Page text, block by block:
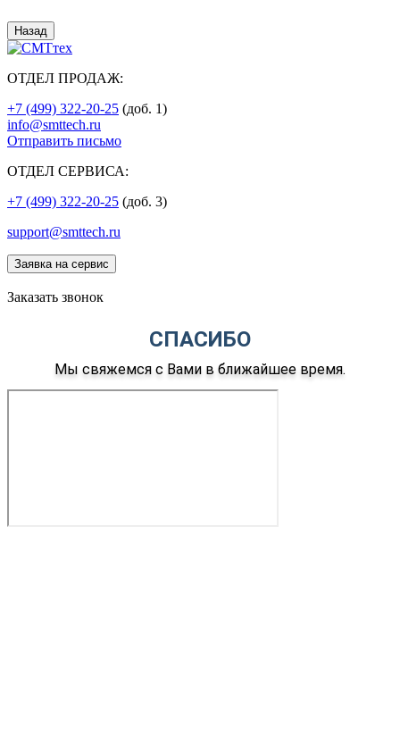
Назад
ОТДЕЛ ПРОДАЖ:
+7 (499) 322-20-25 (доб. 1)
info@smttech.ru
Отправить письмо
ОТДЕЛ СЕРВИСА:
+7 (499) 322-20-25 (доб. 3)
support@smttech.ru
Заявка на сервис
Заказать звонок
СПАСИБО
Мы свяжемся с Вами в ближайшее время.